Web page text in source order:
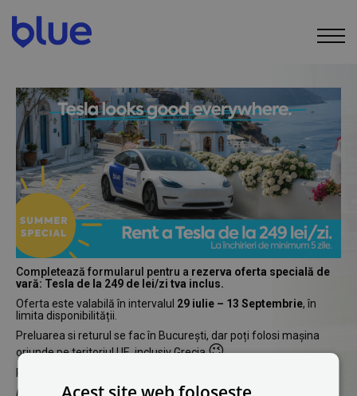
Completează formularul pentru a rezerva oferta specială de
vară: Tesla de la 249 de lei/zi tva inclus.
Oferta este valabilă în intervalul 29 iulie – 13 Septembrie, în
limita disponibilității.
Preluarea si returul se fac în București, dar poți folosi mașina
oriunde pe teritoriul UE, inclusiv Grecia😉.
Pentru mai multe detalii: +40 376 448 980.
Poți accesaaicitermenii și condițiile de închiriere.